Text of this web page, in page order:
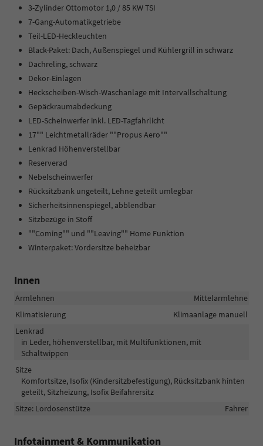
3-Zylinder Ottomotor 1,0 / 85 KW TSI
7-Gang-Automatikgetriebe
Teil-LED-Heckleuchten
Black-Paket: Dach, Außenspiegel und Kühlergrill in schwarz
Dachreling, schwarz
Dekor-Einlagen
Heckscheiben-Wisch-Waschanlage mit Intervallschaltung
Gepäckraumabdeckung
LED-Scheinwerfer inkl. LED-Tagfahrlicht
17"" Leichtmetallräder ""Propus Aero""
Lenkrad Höhenverstellbar
Reserverad
Nebelscheinwerfer
Rücksitzbank ungeteilt, Lehne geteilt umlegbar
Sicherheitsinnenspiegel, abblendbar
Sitzbezüge in Stoff
""Coming"" und ""Leaving"" Home Funktion
Winterpaket: Vordersitze beheizbar
Innen
Armlehnen
Mittelarmlehne
Klimatisierung
Klimaanlage manuell
Lenkrad
in Leder, höhenverstellbar, mit Multifunktionen, mit
Schaltwippen
Sitze
Komfortsitze, Isofix (Kindersitzbefestigung), Rücksitzbank hinten
geteilt, Sitzheizung, Isofix Beifahrersitz
Sitze: Lordosenstütze
Fahrer
Infotainment & Kommunikation